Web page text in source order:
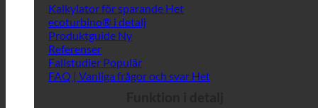
Kalkylator för sparande
ecoturbino® i detalj
Produktguide
Referenser
Fallstudier
FAQ | Vanliga frågor och svar